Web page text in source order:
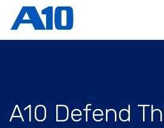
A10 Defend